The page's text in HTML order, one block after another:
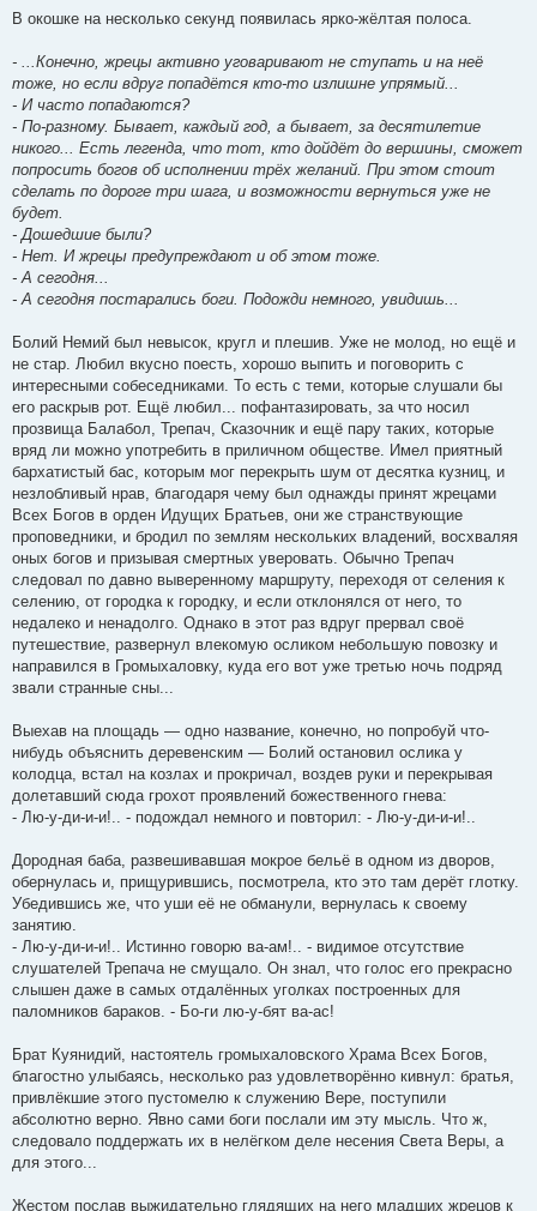
В окошке на несколько секунд появилась ярко-жёлтая полоса.
- ...Конечно, жрецы активно уговаривают не ступать и на неё
тоже, но если вдруг попадётся кто-то излишне упрямый...
- И часто попадаются?
- По-разному. Бывает, каждый год, а бывает, за десятилетие
никого... Есть легенда, что тот, кто дойдёт до вершины, сможет
попросить богов об исполнении трёх желаний. При этом стоит
сделать по дороге три шага, и возможности вернуться уже не
будет.
- Дошедшие были?
- Нет. И жрецы предупреждают и об этом тоже.
- А сегодня...
- А сегодня постарались боги. Подожди немного, увидишь...
Болий Немий был невысок, кругл и плешив. Уже не молод, но ещё и
не стар. Любил вкусно поесть, хорошо выпить и поговорить с
интересными собеседниками. То есть с теми, которые слушали бы
его раскрыв рот. Ещё любил... пофантазировать, за что носил
прозвища Балабол, Трепач, Сказочник и ещё пару таких, которые
вряд ли можно употребить в приличном обществе. Имел приятный
бархатистый бас, которым мог перекрыть шум от десятка кузниц, и
незлобливый нрав, благодаря чему был однажды принят жрецами
Всех Богов в орден Идущих Братьев, они же странствующие
проповедники, и бродил по землям нескольких владений, восхваляя
оных богов и призывая смертных уверовать. Обычно Трепач
следовал по давно выверенному маршруту, переходя от селения к
селению, от городка к городку, и если отклонялся от него, то
недалеко и ненадолго. Однако в этот раз вдруг прервал своё
путешествие, развернул влекомую осликом небольшую повозку и
направился в Громыхаловку, куда его вот уже третью ночь подряд
звали странные сны...
Выехав на площадь — одно название, конечно, но попробуй что-
нибудь объяснить деревенским — Болий остановил ослика у
колодца, встал на козлах и прокричал, воздев руки и перекрывая
долетавший сюда грохот проявлений божественного гнева:
- Лю-у-ди-и-и!.. - подождал немного и повторил: - Лю-у-ди-и-и!..
Дородная баба, развешивавшая мокрое бельё в одном из дворов,
обернулась и, прищурившись, посмотрела, кто это там дерёт глотку.
Убедившись же, что уши её не обманули, вернулась к своему
занятию.
- Лю-у-ди-и-и!.. Истинно говорю ва-ам!.. - видимое отсутствие
слушателей Трепача не смущало. Он знал, что голос его прекрасно
слышен даже в самых отдалённых уголках построенных для
паломников бараков. - Бо-ги лю-у-бят ва-ас!
Брат Куянидий, настоятель громыхаловского Храма Всех Богов,
благостно улыбаясь, несколько раз удовлетворённо кивнул: братья,
привлёкшие этого пустомелю к служению Вере, поступили
абсолютно верно. Явно сами боги послали им эту мысль. Что ж,
следовало поддержать их в нелёгком деле несения Света Веры, а
для этого...
Жестом послав выжидательно глядящих на него младших жрецов к